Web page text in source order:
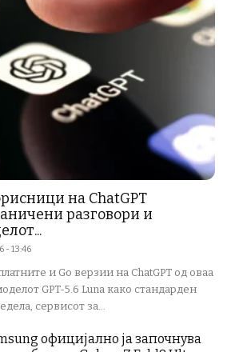
на ChatGPT
разговори и
- 13:46
и Go верзии на ChatGPT од оваа
GPT-5.6 Luna како стандарден
сервисот за...
официјално ја започнува